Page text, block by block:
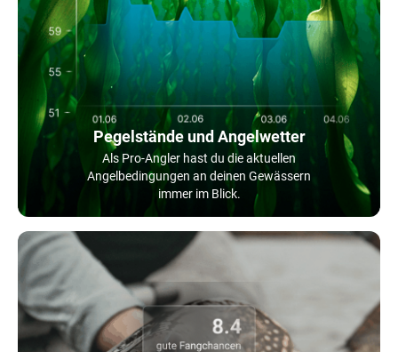
Pegelstände und Angelwetter
Als Pro-Angler hast du die aktuellen
Angelbedingungen an deinen Gewässern
immer im Blick.